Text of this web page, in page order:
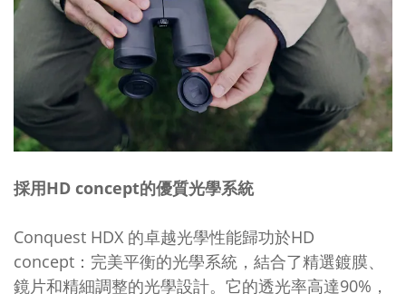
採用HD concept的優質光學系統
Conquest HDX 的卓越光學性能歸功於HD
concept：完美平衡的光學系統，結合了精選鍍膜、
鏡片和精細調整的光學設計。它的透光率高達90%，